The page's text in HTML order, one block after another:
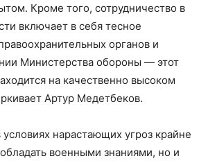
Кроме того, сотрудничество в
включает в себя тесное
органов и
Министерства обороны — этот
на качественно высоком
Артур Медетбеков.
нарастающих угроз крайне
военными знаниями, но и